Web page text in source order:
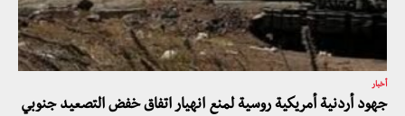
أخبار
جهود أردنية أمريكية روسية لمنع انهيار اتفاق خفض التصعيد جنوبي